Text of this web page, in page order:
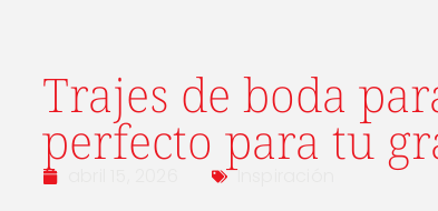
Trajes de boda
perfecto para tu
Inspiración